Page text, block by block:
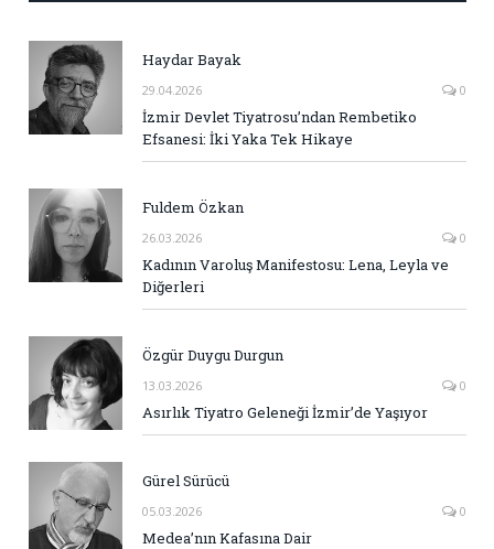
Haydar Bayak
29.04.2026 0
İzmir Devlet Tiyatrosu’ndan Rembetiko
Efsanesi: İki Yaka Tek Hikaye
Fuldem Özkan
26.03.2026 0
Kadının Varoluş Manifestosu: Lena, Leyla ve
Diğerleri
Özgür Duygu Durgun
13.03.2026 0
Asırlık Tiyatro Geleneği İzmir’de Yaşıyor
Gürel Sürücü
05.03.2026 0
Medea’nın Kafasına Dair